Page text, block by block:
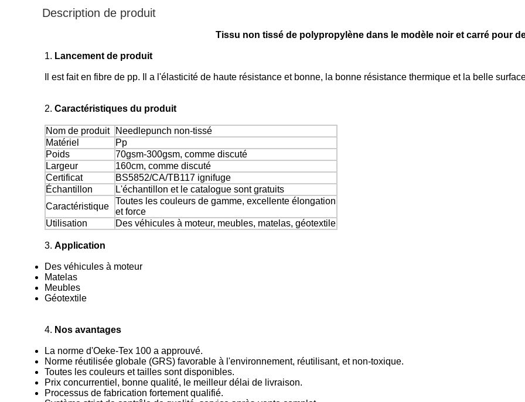
Description de produit
Tissu non tissé de polypropylène dans le modèle noir et carré pour
1. Lancement de produit
Il est fait en fibre de pp. Il a l'élasticité de haute résistance et bonne, la bonne résistance thermique et la belle
2. Caractéristiques du produit
Nom de produit
Needlepunch non-tissé
Matériel
Pp
Poids
70gsm-300gsm, comme discuté
Largeur
160cm, comme discuté
Certificat
BS5852/CA/TB117 ignifuge
Échantillon
L'échantillon et le catalogue sont gratuits
Caractéristique
Toutes les couleurs de gamme, excellente élongation
et force
Utilisation
Des véhicules à moteur, meubles, matelas, géotextile
3. Application
Des véhicules à moteur
Matelas
Meubles
Géotextile
4. Nos avantages
La norme d'Oeke-Tex 100 a approuvé.
Norme réutilisée globale (GRS) favorable à l'environnement, réutilisant, et non-toxique.
Toutes les couleurs et tailles sont disponibles.
Prix concurrentiel, bonne qualité, le meilleur délai de livraison.
Processus de fabrication fortement qualifié.